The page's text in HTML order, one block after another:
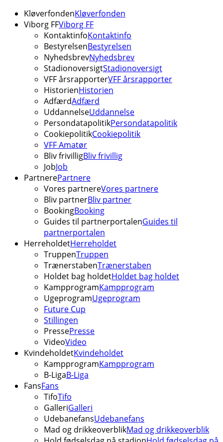
KløverfondenKløverfonden
Viborg FFViborg FF
KontaktinfoKontaktinfo
BestyrelsenBestyrelsen
NyhedsbrevNyhedsbrev
StadionoversigtStadionoversigt
VFF årsrapporterVFF årsrapporter
HistorienHistorien
AdfærdAdfærd
UddannelseUddannelse
PersondatapolitikPersondatapolitik
CookiepolitikCookiepolitik
VFF Amatør
Bliv frivilligBliv frivillig
JobJob
PartnerePartnere
Vores partnereVores partnere
Bliv partnerBliv partner
BookingBooking
Guides til partnerportalenGuides til
partnerportalen
HerreholdetHerreholdet
TruppenTruppen
TrænerstabenTrænerstaben
Holdet bag holdetHoldet bag holdet
KampprogramKampprogram
UgeprogramUgeprogram
Future Cup
Stillingen
PressePresse
VideoVideo
KvindeholdetKvindeholdet
KampprogramKampprogram
B-LigaB-Liga
FansFans
TifoTifo
GalleriGalleri
UdebanefansUdebanefans
Mad og drikkeoverblikMad og drikkeoverblik